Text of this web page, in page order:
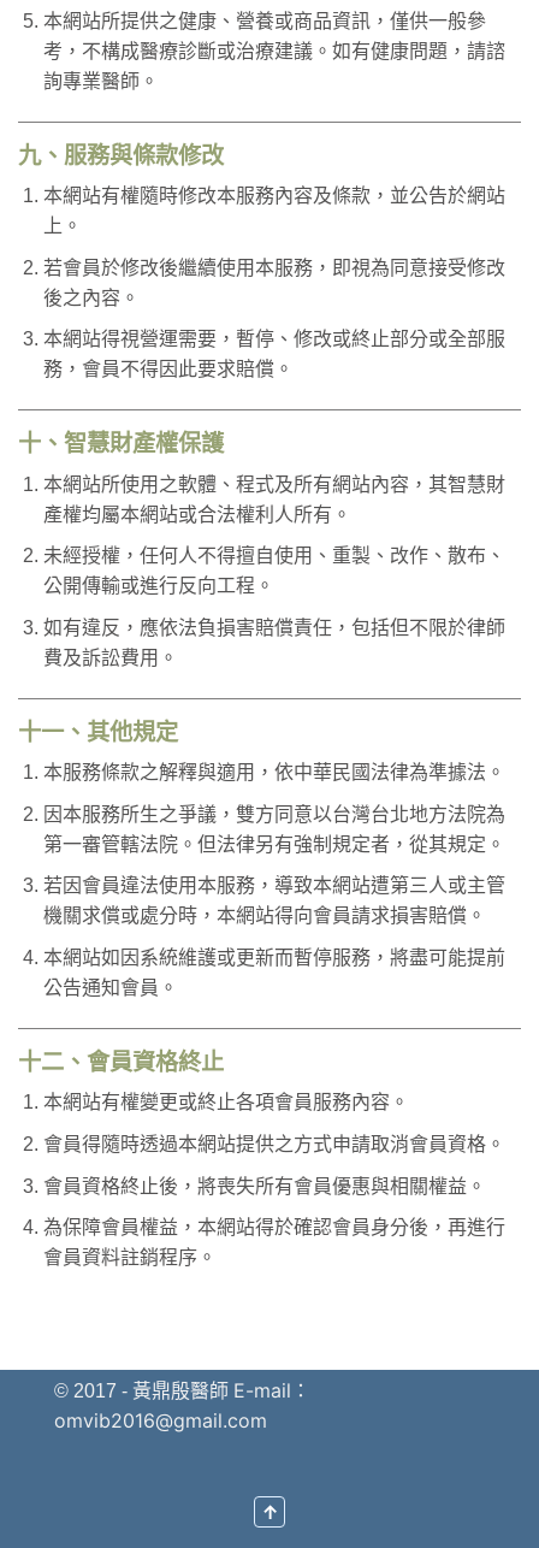
本網站所提供之健康、營養或商品資訊，僅供一般參
考，不構成醫療診斷或治療建議。如有健康問題，請諮
詢專業醫師。
九、服務與條款修改
本網站有權隨時修改本服務內容及條款，並公告於網站
上。
若會員於修改後繼續使用本服務，即視為同意接受修改
後之內容。
本網站得視營運需要，暫停、修改或終止部分或全部服
務，會員不得因此要求賠償。
十、智慧財產權保護
本網站所使用之軟體、程式及所有網站內容，其智慧財
產權均屬本網站或合法權利人所有。
未經授權，任何人不得擅自使用、重製、改作、散布、
公開傳輸或進行反向工程。
如有違反，應依法負損害賠償責任，包括但不限於律師
費及訴訟費用。
十一、其他規定
本服務條款之解釋與適用，依中華民國法律為準據法。
因本服務所生之爭議，雙方同意以台灣台北地方法院為
第一審管轄法院。但法律另有強制規定者，從其規定。
若因會員違法使用本服務，導致本網站遭第三人或主管
機關求償或處分時，本網站得向會員請求損害賠償。
本網站如因系統維護或更新而暫停服務，將盡可能提前
公告通知會員。
十二、會員資格終止
本網站有權變更或終止各項會員服務內容。
會員得隨時透過本網站提供之方式申請取消會員資格。
會員資格終止後，將喪失所有會員優惠與相關權益。
為保障會員權益，本網站得於確認會員身分後，再進行
會員資料註銷程序。
© 2017 - 黃鼎殷醫師 E-mail：
omvib2016@gmail.com
↑